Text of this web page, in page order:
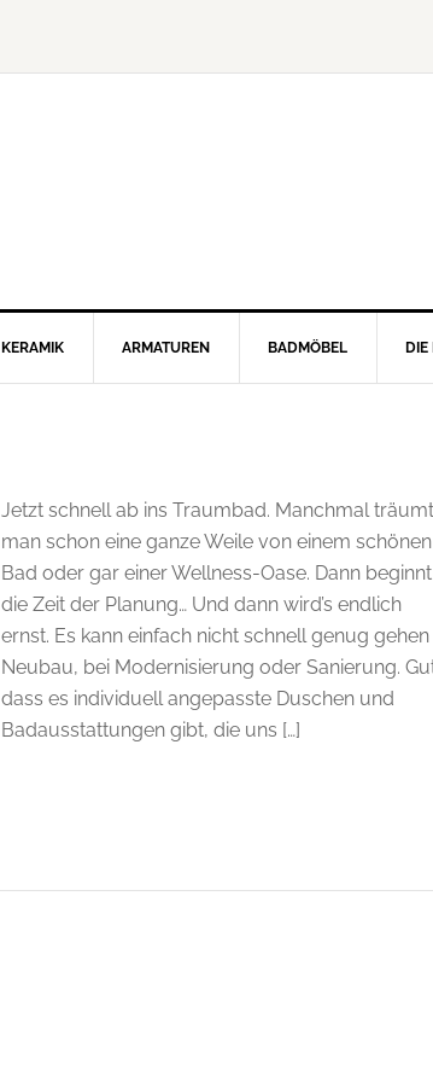
KERAMIK ARMATUREN BADMÖBEL DIE
Jetzt schnell ab ins Traumbad. Manchmal träumt
man schon eine ganze Weile von einem schönen
Bad oder gar einer Wellness-Oase. Dann beginnt
die Zeit der Planung… Und dann wird’s endlich
ernst. Es kann einfach nicht schnell genug gehen
Neubau, bei Modernisierung oder Sanierung.
dass es individuell angepasste Duschen und
Badausstattungen gibt, die uns […]